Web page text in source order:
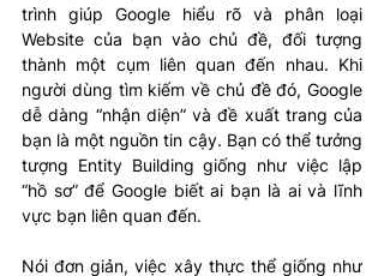
trình giúp Google hiểu rõ và phân loại
Website của bạn vào chủ đề, đối tượng
thành một cụm liên quan đến nhau. Khi
người dùng tìm kiếm về chủ đề đó, Google
dễ dàng “nhận diện” và đề xuất trang của
bạn là một nguồn tin cậy. Bạn có thể tưởng
tượng Entity Building giống như việc lập
“hồ sơ” để Google biết ai bạn là ai và lĩnh
vực bạn liên quan đến.
Nói đơn giản, việc xây thực thể giống như